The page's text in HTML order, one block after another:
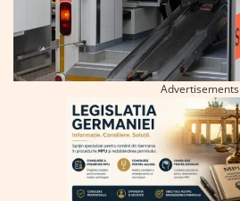
Advertisements